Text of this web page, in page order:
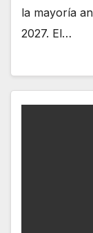
la mayoría
2027. El…